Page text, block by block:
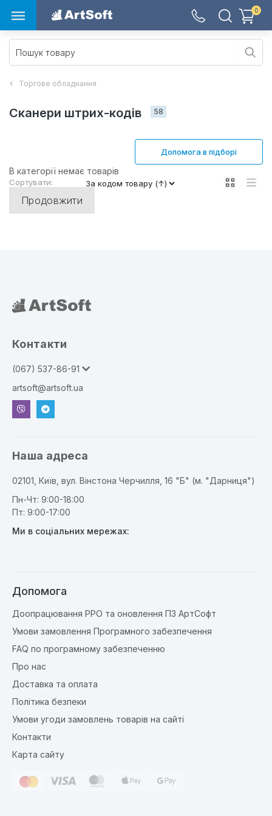
0
Торгове обладнання
Сканери штрих-кодів 58
Допомога в підборі
Сортувати:
В категорії немає товарів
Продовжити
Контакти
(067) 537-86-91
artsoft@artsoft.ua
Наша адреса
02101, Київ, вул. Вінстона Черчилля, 16 "Б" (м. "Дарниця")
Пн-Чт: 9:00-18:00
Пт: 9:00-17:00
Ми в соціальних мережах:
Допомога
Доопрацювання РРО та оновлення ПЗ АртСофт
Умови замовлення Програмного забезпечення
FAQ по програмному забезпеченню
Про нас
Доставка та оплата
Політика безпеки
Умови угоди замовлень товарів на сайті
Контакти
Карта сайту